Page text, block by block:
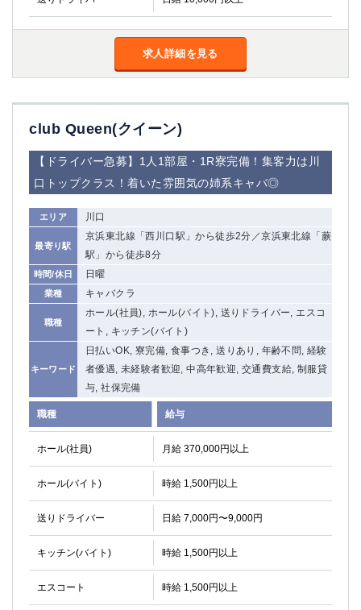
求人詳細を見る
club Queen(クイーン)
【ドライバー急募】1人1部屋・1R寮完備！集客力は川
口トップクラス！着いた雰囲気の姉系キャバ◎
エリア 川口
最寄り駅
京浜東北線「西川口駅」から徒歩2分／京浜東北線「蕨
駅」から徒歩8分
時間/休日 日曜
業種 キャバクラ
職種
ホール(社員), ホール(バイト), 送りドライバー, エスコ
ート, キッチン(バイト)
キーワード
日払いOK, 寮完備, 食事つき, 送りあり, 年齢不問, 経験
者優遇, 未経験者歓迎, 中高年歓迎, 交通費支給, 制服貸
与, 社保完備
職種 給与
ホール(社員) 月給 370,000円以上
ホール(バイト) 時給 1,500円以上
送りドライバー 日給 7,000円〜9,000円
キッチン(バイト) 時給 1,500円以上
エスコート 時給 1,500円以上